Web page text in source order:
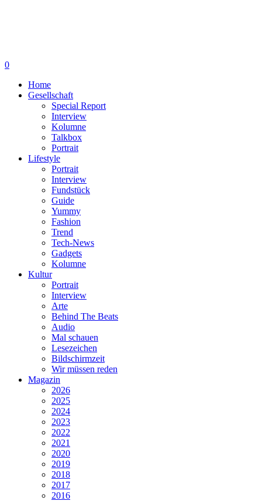
0
Home
Gesellschaft
Special Report
Interview
Kolumne
Talkbox
Portrait
Lifestyle
Portrait
Interview
Fundstück
Guide
Yummy
Fashion
Trend
Tech-News
Gadgets
Kolumne
Kultur
Portrait
Interview
Arte
Behind The Beats
Audio
Mal schauen
Lesezeichen
Bildschirmzeit
Wir müssen reden
Magazin
2026
2025
2024
2023
2022
2021
2020
2019
2018
2017
2016